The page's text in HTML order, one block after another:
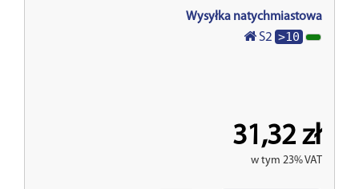
Wysyłka natychmiastowa
S2 >10
31,32 zł
w tym 23% VAT